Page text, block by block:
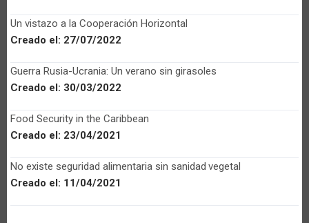
Un vistazo a la Cooperación Horizontal
Creado el: 27/07/2022
Guerra Rusia-Ucrania: Un verano sin girasoles
Creado el: 30/03/2022
Food Security in the Caribbean
Creado el: 23/04/2021
No existe seguridad alimentaria sin sanidad vegetal
Creado el: 11/04/2021